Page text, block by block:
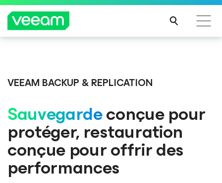
LIRE
SUIT
E
plateforme. Un contrôle total.
DÉCOUVRIR
VEEAM BACKUP & REPLICATION
Sauvegardeconçue pour
protéger, restauration
conçue pour offrir des
performances